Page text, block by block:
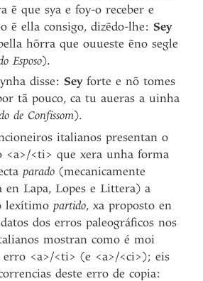
ẽ que sya e foy-o receber e
o ẽ ella consigo, dizẽdo-lhe:Sey
hõrra que ouueste ẽno segle
Esposo).
disse:Seyforte e nõ tomes
tã pouco, ca tu aueras a uinha
de Confissom).
italianos presentan o
<a>/<ti> que xera unha forma
parado(mecanicamente
en Lapa, Lopes e Littera) a
lexítimopartido, xa proposto en
dos erros paleográficos nos
mostran como é moi
erro <a>/<ti> (e <a>/<ci>); eis
deste erro de copia: